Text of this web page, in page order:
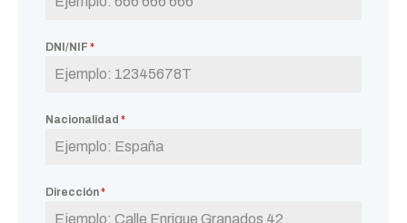
DNI/NIF *
Nacionalidad *
Dirección*